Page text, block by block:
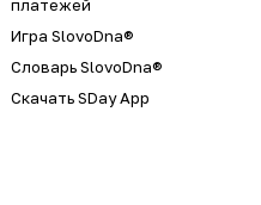
платежей
Игра SlovoDna®
Словарь SlovoDna®
Скачать SDay App